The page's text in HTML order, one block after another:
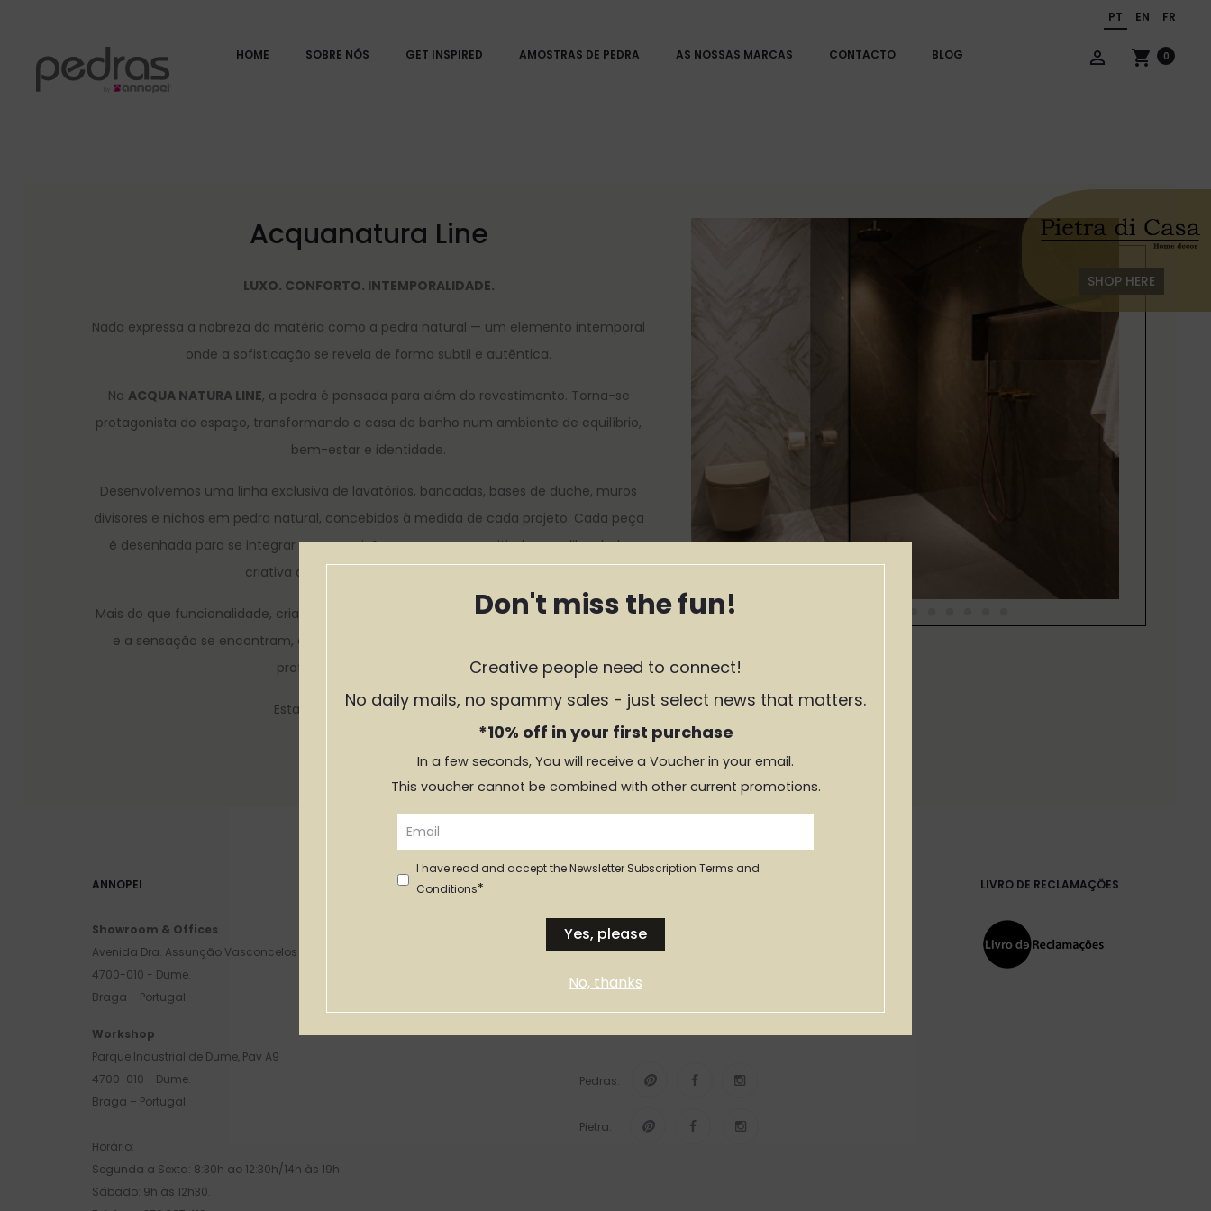
SHOP HERE
PT EN FR
HOME SOBRE NÓS GET INSPIRED AMOSTRAS DE PEDRA AS NOSSAS MARCAS CONTACTO BLOG person_outline shopping_cart 0
Acquanatura Line
LUXO. CONFORTO. INTEMPORALIDADE.
Nada expressa a nobreza da matéria como a pedra natural — um elemento intemporal
onde a sofisticação se revela de forma subtil e autêntica.
Na ACQUA NATURA LINE, a pedra é pensada para além do revestimento. Torna-se
protagonista do espaço, transformando a casa de banho num ambiente de equilíbrio,
bem-estar e identidade.
Desenvolvemos uma linha exclusiva de lavatórios, bancadas, bases de duche, muros
divisores e nichos em pedra natural, concebidos à medida de cada projeto. Cada peça
é desenhada para se integrar com precisão no espaço, permitindo uma liberdade
criativa que ultrapassa o convencional.
Mais do que funcionalidade, criamos experiências — espaços onde o design, a matéria
e a sensação se encontram, dando origem a ambientes luxuosos, acolhedores e
profundamente sofisticados.
Esta é a ACQUA NATURA LINE
ANNOPEI
Showroom & Offices
Avenida Dra. Assunção Vasconcelos Chaves, 322
4700-010 - Dume.
Braga – Portugal
Workshop
Parque Industrial de Dume, Pav A9
4700-010 - Dume.
Braga – Portugal
Horário:
Segunda a Sexta: 8:30h ao 12:30h/14h às 19h.
Sábado: 9h às 12h30.
Políticas de Privacidade
Termos e Condições
Políticas de Cookies
Pedras:
Pietra:
LIVRO DE RECLAMAÇÕES
Don't miss the fun!
Creative people need to connect!
No daily mails, no spammy sales - just select news that matters.
*10% off in your first purchase
In a few seconds, You will receive a Voucher in your email.
This voucher cannot be combined with other current promotions.
I have read and accept the Newsletter Subscription Terms and
Conditions*
Yes, please
No, thanks